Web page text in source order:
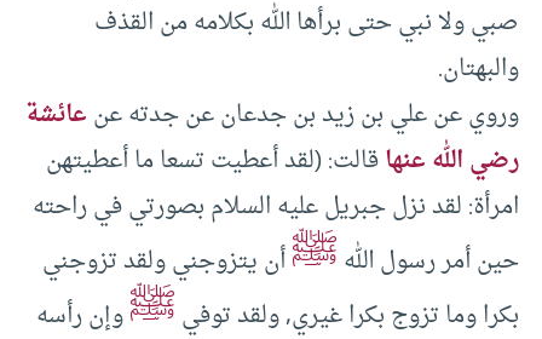
صبي ولا نبي حتى برأها الله بكلامه من القذف
والبهتان.
وروي عن علي بن زيد بن جدعان عن جدته عنعائشة
رضي الله عنهاقالت: (لقد أعطيت تسعا ما أعطيتهن
امرأة: لقد نزل جبريل عليه السلام بصورتي في راحته
حين أمر رسول اللهﷺأن يتزوجني ولقد تزوجني
بكرا وما تزوج بكرا غيري, ولقد توفيﷺوإن رأسه